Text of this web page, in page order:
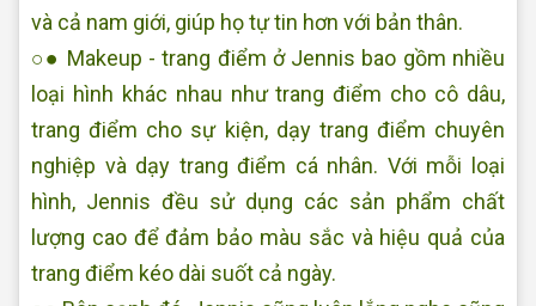
và cả nam giới, giúp họ tự tin hơn với bản thân.
○● Makeup - trang điểm ở Jennis bao gồm nhiều
loại hình khác nhau như trang điểm cho cô dâu,
trang điểm cho sự kiện, dạy trang điểm chuyên
nghiệp và dạy trang điểm cá nhân. Với mỗi loại
hình, Jennis đều sử dụng các sản phẩm chất
lượng cao để đảm bảo màu sắc và hiệu quả của
trang điểm kéo dài suốt cả ngày.